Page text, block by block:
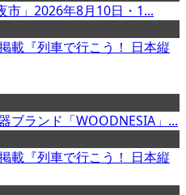
市」2026年8月10日・1...
載『列車で行こう！ 日本縦
ブランド「WOODNESIA」...
載『列車で行こう！ 日本縦